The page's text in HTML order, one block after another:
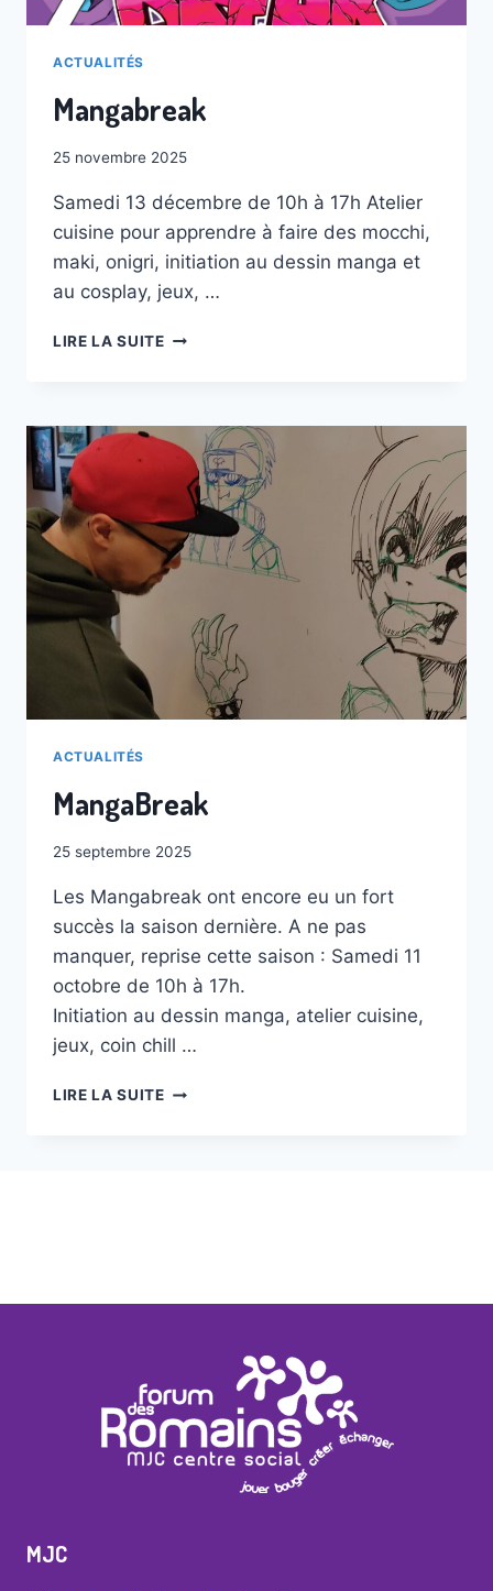
ACTUALITÉS
Mangabreak
25 novembre 2025
Samedi 13 décembre de 10h à 17h Atelier
cuisine pour apprendre à faire des mocchi,
maki, onigri, initiation au dessin manga et
au cosplay, jeux, …
LIRE LA SUITE MANGABREAK
ACTUALITÉS
MangaBreak
25 septembre 2025
Les Mangabreak ont encore eu un fort
succès la saison dernière. A ne pas
manquer, reprise cette saison : Samedi 11
octobre de 10h à 17h.
Initiation au dessin manga, atelier cuisine,
jeux, coin chill …
LIRE LA SUITE MANGABREAK
MJC